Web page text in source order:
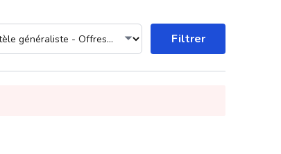
Filtrer